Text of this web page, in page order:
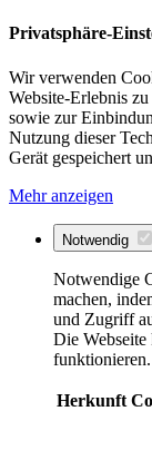
Privatsphäre-
Wir verwenden
Website-Erlebnis
sowie zur
Nutzung dieser
Gerät gespeichert
Mehr anzeigen
Notwendig
Notwendige
machen,
und Zugriff
Die
funktionieren.
Herkunft